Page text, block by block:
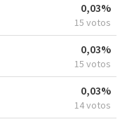
0,03%
15 votos
0,03%
15 votos
0,03%
14 votos